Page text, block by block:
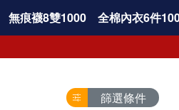
無痕襪8雙1000
全棉內衣6件
篩選條件